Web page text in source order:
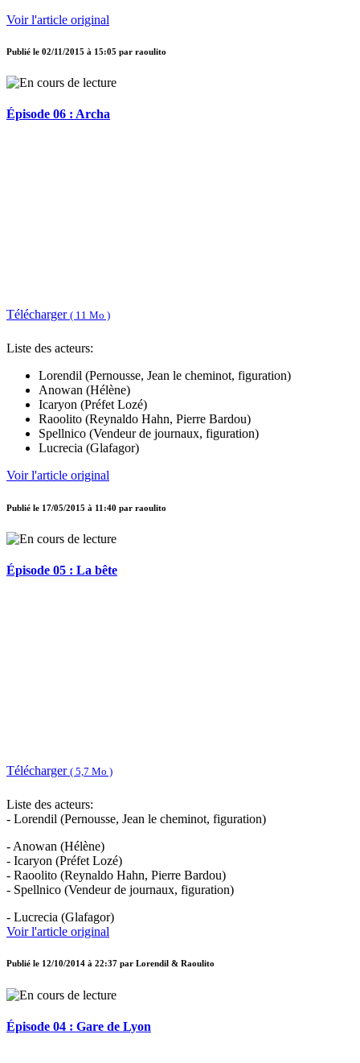
Voir l'article original
Publié le 02/11/2015 à 15:05 par raoulito
Épisode 06 : Archa
Télécharger ( 11 Mo )
Liste des acteurs:
Lorendil (Pernousse, Jean le cheminot, figuration)
Anowan (Hélène)
Icaryon (Préfet Lozé)
Raoolito (Reynaldo Hahn, Pierre Bardou)
Spellnico (Vendeur de journaux, figuration)
Lucrecia (Glafagor)
Voir l'article original
Publié le 17/05/2015 à 11:40 par raoulito
Épisode 05 : La bête
Télécharger ( 5,7 Mo )
Liste des acteurs:
- Lorendil (Pernousse, Jean le cheminot, figuration)
- Anowan (Hélène)
- Icaryon (Préfet Lozé)
- Raoolito (Reynaldo Hahn, Pierre Bardou)
- Spellnico (Vendeur de journaux, figuration)
- Lucrecia (Glafagor)
Voir l'article original
Publié le 12/10/2014 à 22:37 par Lorendil & Raoulito
Épisode 04 : Gare de Lyon